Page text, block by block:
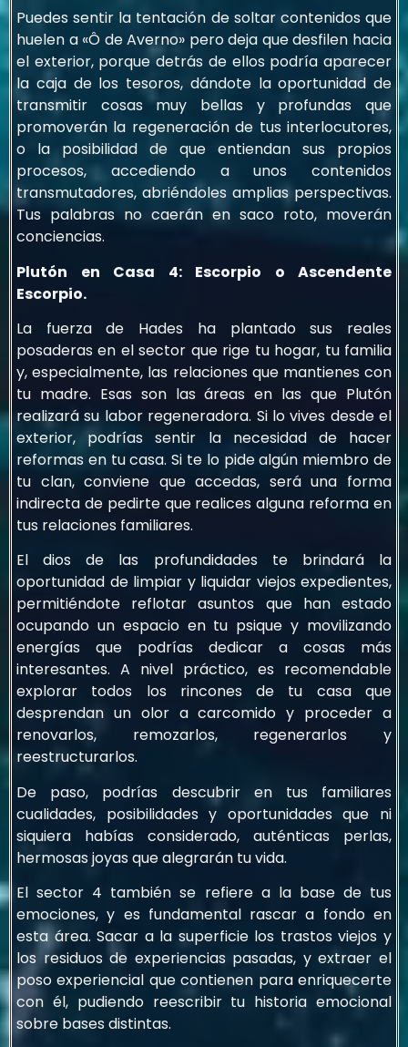
Puedes sentir la tentación de soltar contenidos que
huelen a «Ô de Averno» pero deja que desfilen hacia
el exterior, porque detrás de ellos podría aparecer
la caja de los tesoros, dándote la oportunidad de
transmitir cosas muy bellas y profundas que
promoverán la regeneración de tus interlocutores,
o la posibilidad de que entiendan sus propios
procesos, accediendo a unos contenidos
transmutadores, abriéndoles amplias perspectivas.
Tus palabras no caerán en saco roto, moverán
conciencias.
Plutón en Casa 4: Escorpio o Ascendente
Escorpio.
La fuerza de Hades ha plantado sus reales
posaderas en el sector que rige tu hogar, tu familia
y, especialmente, las relaciones que mantienes con
tu madre. Esas son las áreas en las que Plutón
realizará su labor regeneradora. Si lo vives desde el
exterior, podrías sentir la necesidad de hacer
reformas en tu casa. Si te lo pide algún miembro de
tu clan, conviene que accedas, será una forma
indirecta de pedirte que realices alguna reforma en
tus relaciones familiares.
El dios de las profundidades te brindará la
oportunidad de limpiar y liquidar viejos expedientes,
permitiéndote reflotar asuntos que han estado
ocupando un espacio en tu psique y movilizando
energías que podrías dedicar a cosas más
interesantes. A nivel práctico, es recomendable
explorar todos los rincones de tu casa que
desprendan un olor a carcomido y proceder a
renovarlos, remozarlos, regenerarlos y
reestructurarlos.
De paso, podrías descubrir en tus familiares
cualidades, posibilidades y oportunidades que ni
siquiera habías considerado, auténticas perlas,
hermosas joyas que alegrarán tu vida.
El sector 4 también se refiere a la base de tus
emociones, y es fundamental rascar a fondo en
esta área. Sacar a la superficie los trastos viejos y
los residuos de experiencias pasadas, y extraer el
poso experiencial que contienen para enriquecerte
con él, pudiendo reescribir tu historia emocional
sobre bases distintas.